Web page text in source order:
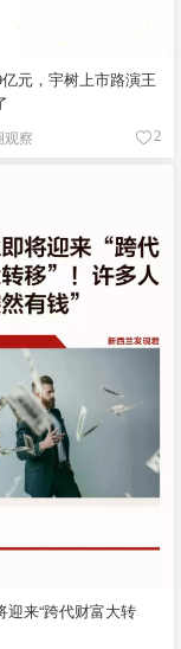
元，宇树上市路演王
观察 2
迎来“跨代财富大转